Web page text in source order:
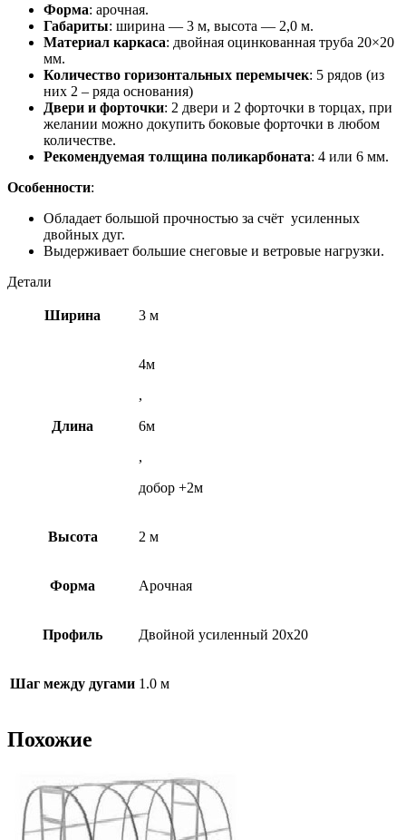
Форма: арочная.
Габариты: ширина — 3 м, высота — 2,0 м.
Материал каркаса: двойная оцинкованная труба 20×20
мм.
Количество горизонтальных перемычек: 5 рядов (из
них 2 – ряда основания)
Двери и форточки: 2 двери и 2 форточки в торцах, при
желании можно докупить боковые форточки в любом
количестве.
Рекомендуемая толщина поликарбоната: 4 или 6 мм.
Особенности:
Обладает большой прочностью за счёт усиленных
двойных дуг.
Выдерживает большие снеговые и ветровые нагрузки.
Детали
Ширина 3 м
Длина
4м
,
6м
,
добор +2м
Высота 2 м
Форма Арочная
Профиль Двойной усиленный 20х20
Шаг между дугами 1.0 м
Похожие